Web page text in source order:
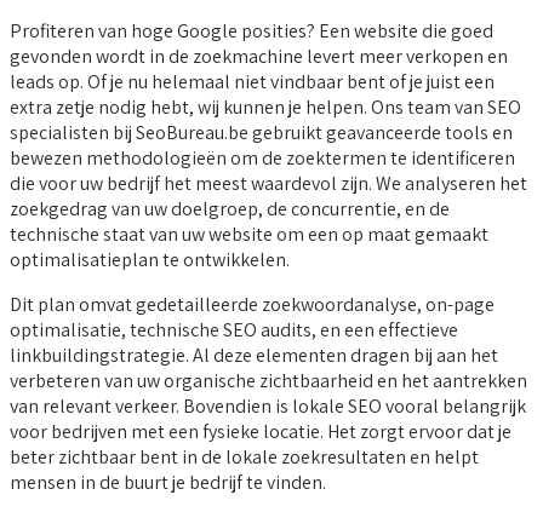
Profiteren van hoge Google posities? Een website die goed
gevonden wordt in de zoekmachine levert meer verkopen en
leads op. Of je nu helemaal niet vindbaar bent of je juist een
extra zetje nodig hebt, wij kunnen je helpen. Ons team van SEO
specialisten bij SeoBureau.be gebruikt geavanceerde tools en
bewezen methodologieën om de zoektermen te identificeren
die voor uw bedrijf het meest waardevol zijn. We analyseren het
zoekgedrag van uw doelgroep, de concurrentie, en de
technische staat van uw website om een op maat gemaakt
optimalisatieplan te ontwikkelen.
Dit plan omvat gedetailleerde zoekwoordanalyse, on-page
optimalisatie, technische SEO audits, en een effectieve
linkbuildingstrategie. Al deze elementen dragen bij aan het
verbeteren van uw organische zichtbaarheid en het aantrekken
van relevant verkeer. Bovendien is lokale SEO vooral belangrijk
voor bedrijven met een fysieke locatie. Het zorgt ervoor dat je
beter zichtbaar bent in de lokale zoekresultaten en helpt
mensen in de buurt je bedrijf te vinden.